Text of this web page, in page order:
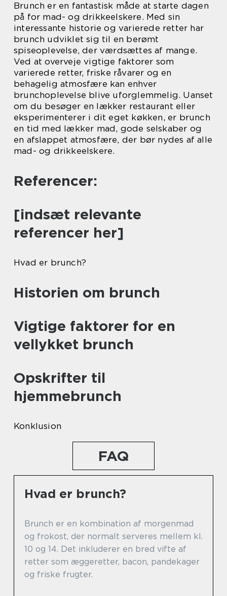
Brunch er en fantastisk måde at starte dagen
på for mad- og drikkeelskere. Med sin
interessante historie og varierede retter har
brunch udviklet sig til en berømt
spiseoplevelse, der værdsættes af mange.
Ved at overveje vigtige faktorer som
varierede retter, friske råvarer og en
behagelig atmosfære kan enhver
brunchoplevelse blive uforglemmelig. Uanset
om du besøger en lækker restaurant eller
eksperimenterer i dit eget køkken, er brunch
en tid med lækker mad, gode selskaber og
en afslappet atmosfære, der bør nydes af alle
mad- og drikkeelskere.
Referencer:
[indsæt relevante
referencer her]
Hvad er brunch?
Historien om brunch
Vigtige faktorer for en
vellykket brunch
Opskrifter til
hjemmebrunch
Konklusion
FAQ
Hvad er brunch?
Brunch er en kombination af morgenmad
og frokost, der normalt serveres mellem kl.
10 og 14. Det inkluderer en bred vifte af
retter som æggeretter, bacon, pandekager
og friske frugter.